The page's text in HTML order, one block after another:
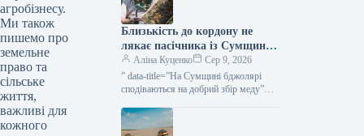
агробізнесу.
Ми також
пишемо про
земельне
право та
сільське
життя,
важливі для
кожного
Близькість до кордону не
лякає пасічника із Сумщини,
він переконаний, що регіон
добре підходить для
бджільництва — КУРКУЛЬ
Аліна Куценко
Сер 9, 2026
” data-title=”На Сумщині бджолярі
сподіваються на добрий збір меду”
url=”https://kurkul.com/news/41861-na-
sumschini-pasichniki-rozrahovuyut-na-